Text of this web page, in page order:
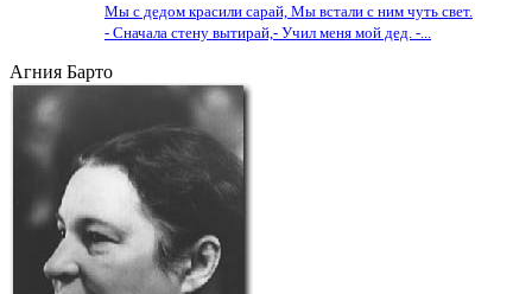
Мы с дедом красили сарай, Мы встали с ним чуть свет.
- Сначала стену вытирай,- Учил меня мой дед. -...
Агния Барто